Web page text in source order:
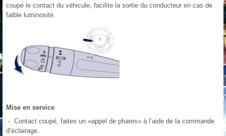
coupé le contact du véhicule, facilite la sortie du conducteur en cas de
faible luminosité.
Mise en service
- Contact coupé, faites un «appel de phares» à l’aide de la commande
d’éclairage.